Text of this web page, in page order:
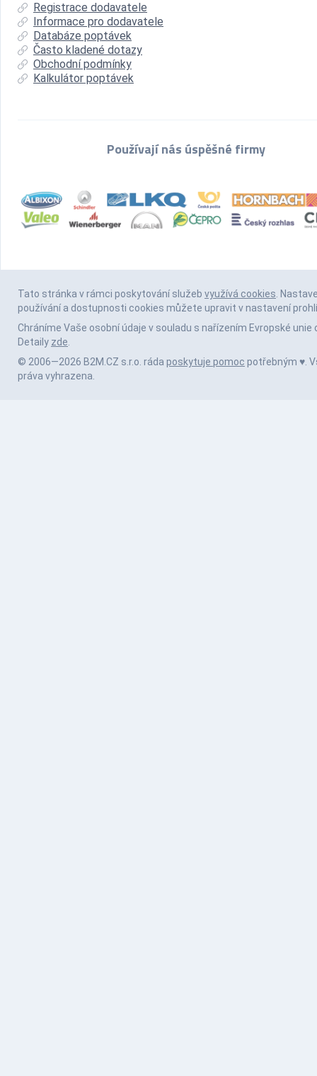
Registrace dodavatele
Informace pro dodavatele
Databáze poptávek
Často kladené dotazy
Obchodní podmínky
Kalkulátor poptávek
Používají nás úspěšné firmy
Tato stránka v rámci poskytování služeb využívá cookies.
používání a dostupnosti cookies můžete upravit v nastavení
Chráníme Vaše osobní údaje v souladu s nařízením Evropské unie
Detaily zde.
© 2006—2026 B2M.CZ s.r.o. ráda poskytuje pomoc potřebným ♥️.
práva vyhrazena.